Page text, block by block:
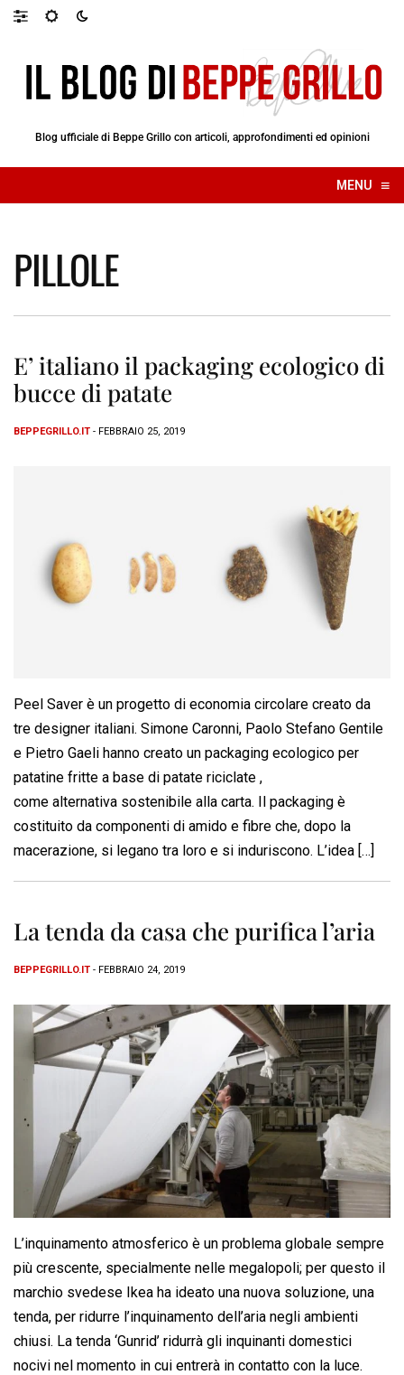
Blog ufficiale di Beppe Grillo con articoli, approfondimenti ed opinioni
MENU ≡
☰
PILLOLE
E’ italiano il packaging ecologico di
bucce di patate
BEPPEGRILLO.IT - FEBBRAIO 25, 2019
Peel Saver è un progetto di economia circolare creato da
tre designer italiani. Simone Caronni, Paolo Stefano Gentile
e Pietro Gaeli hanno creato un packaging ecologico per
patatine fritte a base di patate riciclate ,
come alternativa sostenibile alla carta. Il packaging è
costituito da componenti di amido e fibre che, dopo la
macerazione, si legano tra loro e si induriscono. L’idea […]
La tenda da casa che purifica l’aria
BEPPEGRILLO.IT - FEBBRAIO 24, 2019
L’inquinamento atmosferico è un problema globale sempre
più crescente, specialmente nelle megalopoli; per questo il
marchio svedese Ikea ha ideato una nuova soluzione, una
tenda, per ridurre l’inquinamento dell’aria negli ambienti
chiusi. La tenda ‘Gunrid’ ridurrà gli inquinanti domestici
nocivi nel momento in cui entrerà in contatto con la luce.